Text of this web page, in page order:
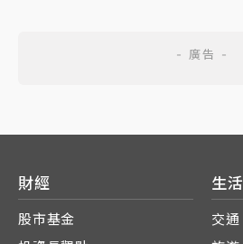
財經
股市基金
生活
交通